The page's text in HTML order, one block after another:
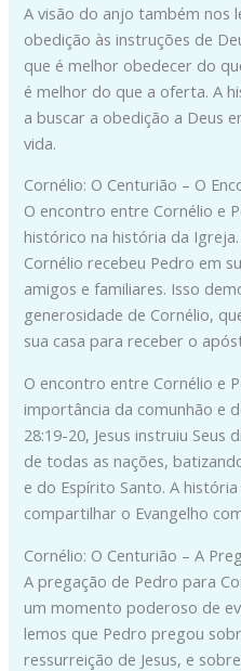
A visão do anjo também nos
obedição às instruções de
que é melhor obedecer do
é melhor do que a oferta. A
a buscar a obedição a Deus
vida.
Cornélio: O Centurião – O
O encontro entre Cornélio e
histórico na história da
Cornélio recebeu Pedro em
amigos e familiares. Isso
generosidade de Cornélio,
sua casa para receber o
O encontro entre Cornélio e
importância da comunhão e
28:19-20, Jesus instruiu Seus
de todas as nações,
e do Espírito Santo. A
compartilhar o Evangelho
Cornélio: O Centurião – A
A pregação de Pedro para
um momento poderoso de
lemos que Pedro pregou
ressurreição de Jesus, e